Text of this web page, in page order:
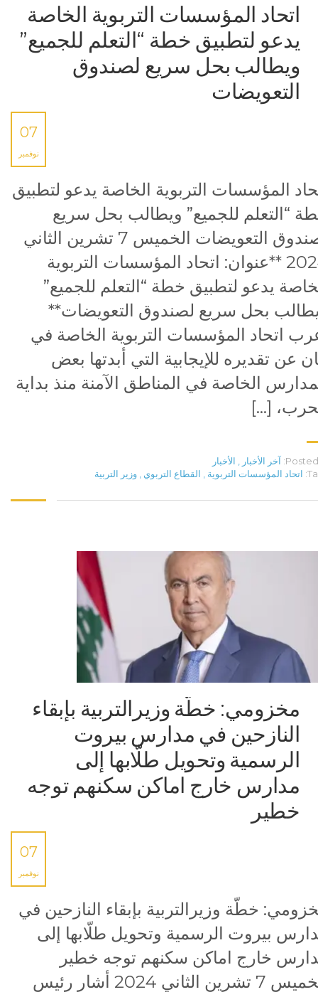
اتحاد المؤسسات التربوية الخاصة
يدعو لتطبيق خطة “التعلم للجميع”
ويطالب بحل سريع لصندوق
التعويضات
07
نوفمبر
المؤسسات التربوية الخاصة يدعو لتطبيق
“التعلم للجميع” ويطالب بحل سريع
لصندوق التعويضات الخميس 7 تشرين الثاني
2024 **عنوان: اتحاد المؤسسات التربوية
يدعو لتطبيق خطة “التعلم للجميع”
بحل سريع لصندوق التعويضات**
اتحاد المؤسسات التربوية الخاصة في
عن تقديره للإيجابية التي أبدتها بعض
الخاصة في المناطق الآمنة منذ بداية
[…]
Posted آخر الأخبار
الأخبار
اتحاد المؤسسات التربوية القطاع التربوي وزير التربية
مخزومي: خطّة وزيرالتربية بإبقاء
النازحين في مدارس بيروت
الرسمية وتحويل طلّابها إلى
مدارس خارج اماكن سكنهم توجه
خطير
07
نوفمبر
خطّة وزيرالتربية بإبقاء النازحين في
بيروت الرسمية وتحويل طلّابها إلى
خارج اماكن سكنهم توجه خطير
الخميس 7 تشرين الثاني 2024 أشار رئيس